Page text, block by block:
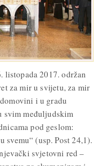
listopada 2017. održan
za mir u svijetu, za mir
i u gradu
svim međuljudskim
pod geslom:
svemu“ (usp. Post 24,1).
svjetovni red –